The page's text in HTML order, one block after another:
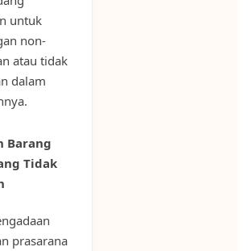
untuk
non-
atau tidak
dalam
Barang
Tidak
prasarana